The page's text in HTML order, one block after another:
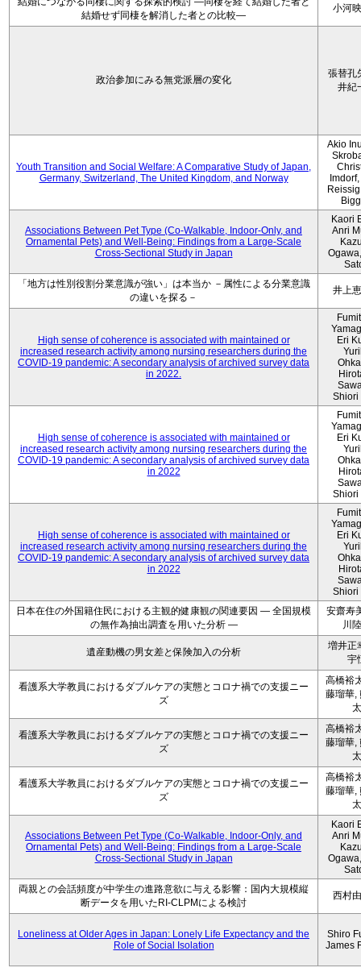
結婚せず同棲を解消した者との比較―
小河
政治参加にみる無党派層の変化
張替孔
井紀
Youth Transition and Social Welfare: A Comparative Study of Japan,
Germany, Switzerland, The United Kingdom, and Norway
Akio
Associations Between Pet Type (Co-Walkable, Indoor-Only, and
Ornamental Pets) and Well-Being: Findings from a Large-Scale
Cross-Sectional Study in Japan
Kaori
Anri
「地方は性別役割分業意識が強い」は本当か －属性による分業意識
の違いを探る－
井上
High sense of coherence is associated with maintained or
increased research activity among nursing researchers during the
COVID-19 pandemic: A secondary analysis of archived survey data
in 2022.
Eri
Shiori
High sense of coherence is associated with maintained or
increased research activity among nursing researchers during the
COVID-19 pandemic: A secondary analysis of archived survey data
in 2022
Eri
Shiori
High sense of coherence is associated with maintained or
increased research activity among nursing researchers during the
COVID-19 pandemic: A secondary analysis of archived survey data
in 2022
Eri
Shiori
日本在住の外国籍住民における主観的健康観の関連要因 ― 全国規模
の無作為抽出調査を用いた分析 ―
安齋寿
川
遺産動機の男女差と保険加入の分析
増井正
宇
看護系大学教員におけるダブルケアの実態とコロナ禍での支援ニー
ズ
高橋裕
藤瑠華,
太
看護系大学教員におけるダブルケアの実態とコロナ禍での支援ニー
ズ
高橋裕
藤瑠華,
太
看護系大学教員におけるダブルケアの実態とコロナ禍での支援ニー
ズ
高橋裕
藤瑠華,
太
Associations Between Pet Type (Co-Walkable, Indoor-Only, and
Ornamental Pets) and Well-Being: Findings from a Large-Scale
Cross-Sectional Study in Japan
Kaori
Anri
両親との会話頻度が中学生の進路意欲に与える影響：国内大規模縦
断データを用いたRI-CLPMによる検討
西村
Loneliness at Older Ages in Japan: Lonely Life Expectancy and the
Role of Social Isolation
Shiro
James